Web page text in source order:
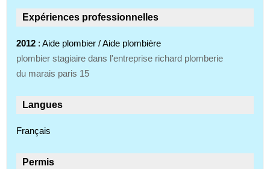
Expériences professionnelles
2012 : Aide plombier / Aide plombière
plombier stagiaire dans l'entreprise richard plomberie
du marais paris 15
Langues
Français
Permis